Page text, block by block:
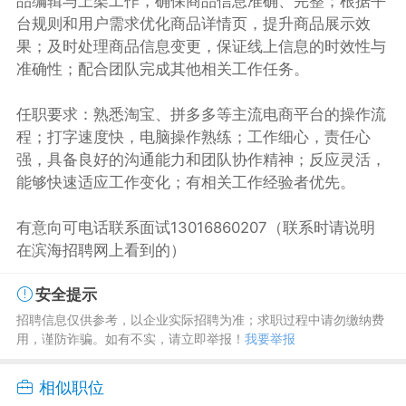
台规则和用户需求优化商品详情页，提升商品展示效
果；及时处理商品信息变更，保证线上信息的时效性与
准确性；配合团队完成其他相关工作任务。
任职要求：熟悉淘宝、拼多多等主流电商平台的操作流
程；打字速度快，电脑操作熟练；工作细心，责任心
强，具备良好的沟通能力和团队协作精神；反应灵活，
能够快速适应工作变化；有相关工作经验者优先。
有意向可电话联系面试13016860207（联系时请说明
在滨海招聘网上看到的）
安全提示
招聘信息仅供参考，以企业实际招聘为准；求职过程中请勿缴纳费
用，谨防诈骗。如有不实，请立即举报！ 我要举报
相似职位